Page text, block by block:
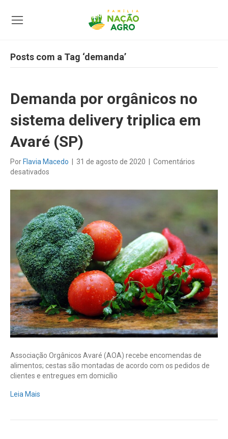
Posts com a Tag ‘demanda’
Demanda por orgânicos no
sistema delivery triplica em
Avaré (SP)
Por Flavia Macedo 31 de agosto de 2020
Comentários
desativados
por
no
sistema
delivery
triplica
em
Avaré
(SP)
Associação Orgânicos Avaré (AOA) recebe encomendas de
alimentos; cestas são montadas de acordo com os pedidos de
clientes e entregues em domicílio
Leia Mais